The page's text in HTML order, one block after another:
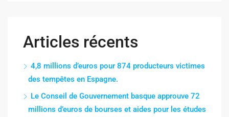
Articles récents
4,8 millions d’euros pour 874 producteurs victimes
des tempêtes en Espagne.
Le Conseil de Gouvernement basque approuve 72
millions d’euros de bourses et aides pour les études